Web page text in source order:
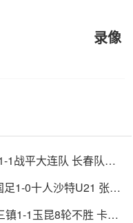
录像
1战平大连队 长春队点
1-0十人沙特U21 张家
1-1玉昆8轮不胜 卡迪